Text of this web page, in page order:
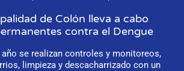
de Colón lleva a cabo
contra el Dengue
se realizan controles y monitoreos,
limpieza y descacharrizado con un